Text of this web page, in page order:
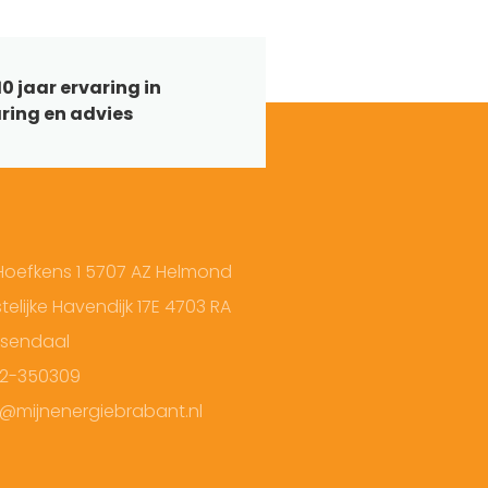
jaar ervaring in
en advies
1 5707 AZ Helmond
Havendijk 17E 4703 RA
350309